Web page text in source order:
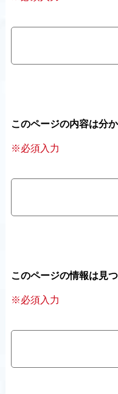
このページの内容は分
※必須入力
このページの情報は見
※必須入力